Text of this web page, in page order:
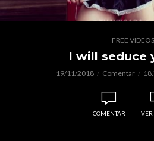
FREE VIDEOS
I will seduce
19/11/2018 Comentar
COMENTAR VER